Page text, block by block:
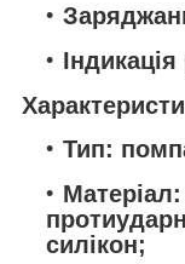
Тип:
силікон;